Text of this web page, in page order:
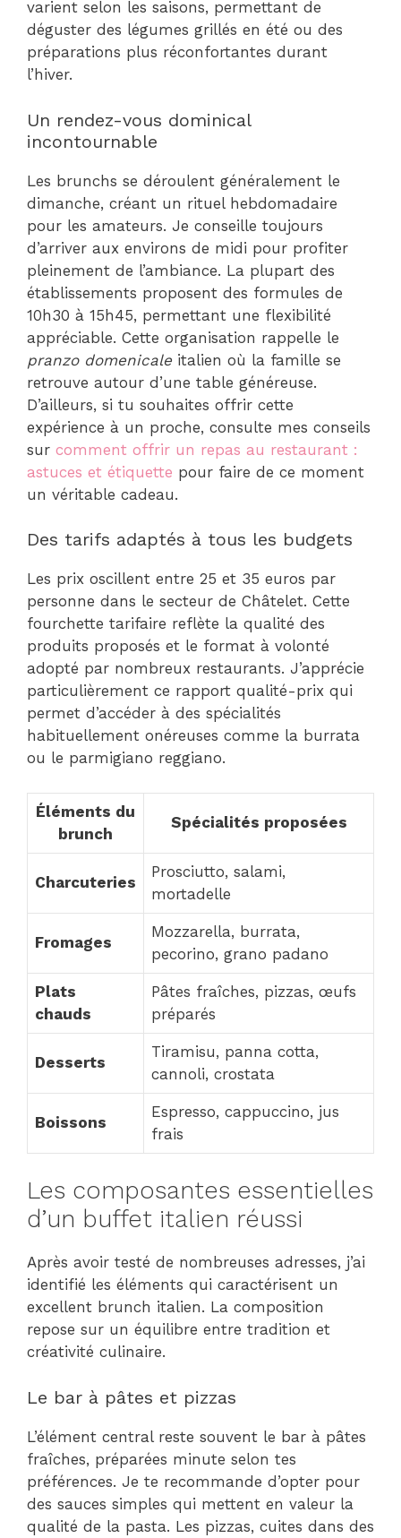
varient selon les saisons, permettant de
déguster des légumes grillés en été ou des
préparations plus réconfortantes durant
l’hiver.
Un rendez-vous dominical
incontournable
Les brunchs se déroulent généralement le
dimanche, créant un rituel hebdomadaire
pour les amateurs. Je conseille toujours
d’arriver aux environs de midi pour profiter
pleinement de l’ambiance. La plupart des
établissements proposent des formules de
10h30 à 15h45, permettant une flexibilité
appréciable. Cette organisation rappelle le
pranzo domenicale italien où la famille se
retrouve autour d’une table généreuse.
D’ailleurs, si tu souhaites offrir cette
expérience à un proche, consulte mes conseils
sur comment offrir un repas au restaurant :
astuces et étiquette pour faire de ce moment
un véritable cadeau.
Des tarifs adaptés à tous les budgets
Les prix oscillent entre 25 et 35 euros par
personne dans le secteur de Châtelet. Cette
fourchette tarifaire reflète la qualité des
produits proposés et le format à volonté
adopté par nombreux restaurants. J’apprécie
particulièrement ce rapport qualité-prix qui
permet d’accéder à des spécialités
habituellement onéreuses comme la burrata
ou le parmigiano reggiano.
Éléments du
brunch
Spécialités proposées
Charcuteries
Prosciutto, salami,
mortadelle
Fromages
Mozzarella, burrata,
pecorino, grano padano
Plats
chauds
Pâtes fraîches, pizzas, œufs
préparés
Desserts
Tiramisu, panna cotta,
cannoli, crostata
Boissons
Espresso, cappuccino, jus
frais
Les composantes essentielles
d’un buffet italien réussi
Après avoir testé de nombreuses adresses, j’ai
identifié les éléments qui caractérisent un
excellent brunch italien. La composition
repose sur un équilibre entre tradition et
créativité culinaire.
Le bar à pâtes et pizzas
L’élément central reste souvent le bar à pâtes
fraîches, préparées minute selon tes
préférences. Je te recommande d’opter pour
des sauces simples qui mettent en valeur la
qualité de la pasta. Les pizzas, cuites dans des